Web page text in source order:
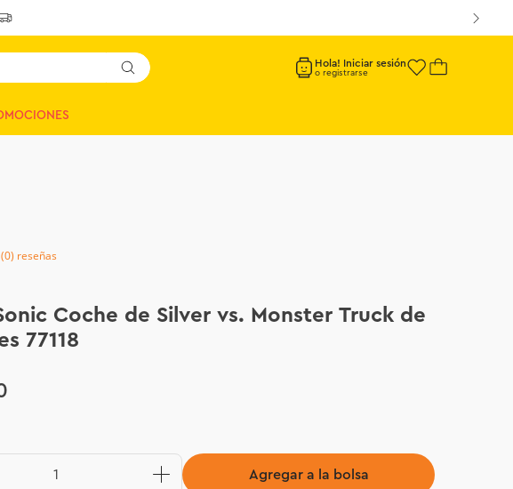
Hola! Iniciar sesión
(0)
Coche de Silver vs. Monster Truck de
77118
Agregar a la bolsa